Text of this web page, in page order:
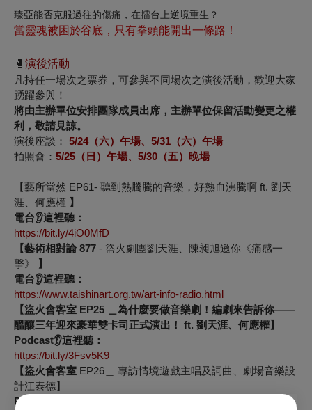
臻亞能否克服過往的傷痛，在擂台上逆境重生？
當靈魂被困於谷底，只有拳頭能開出一條路！
🥊 演後活動
凡持任一場次之票券，可參與不同場次之演後活動，歡迎大家
踴躍參與！
將由主辦單位安排團隊成員出席，主辦單位保留活動變更之權
利，敬請見諒。
演後座談： 5/24（六）午場、 5/31（六）午場
拍照會： 5/25（日）午場、 5/30（五）晚場
【藝所當然 EP61- 聽到熱騰騰的音樂，好熱血沸騰啊 ft. 劉天
涯、何應權 】
電台👂這裡聽：
https://bit.ly/4iO0MfD
【藝術相對論 877 - 盜火劇團劉天涯、陳昶旭邀你《痛感一
擊》
】
電台👂這裡聽：
https://www.taishinart.org.tw/art-info-radio.html
【盜火會客室 EP25 ＿為什麼要做音樂劇！編劇來告訴你——
醞釀三年迎來豪華雙卡司正式演出！ ft. 劉天涯、何應權】
Podcast👂這裡聽：
https://bit.ly/3Fsv5K9
【盜火會客室 EP26＿ 專訪情境遊戲主唱及詞曲、劇場音樂設
計江泰德】
Podcast👂這裡聽：